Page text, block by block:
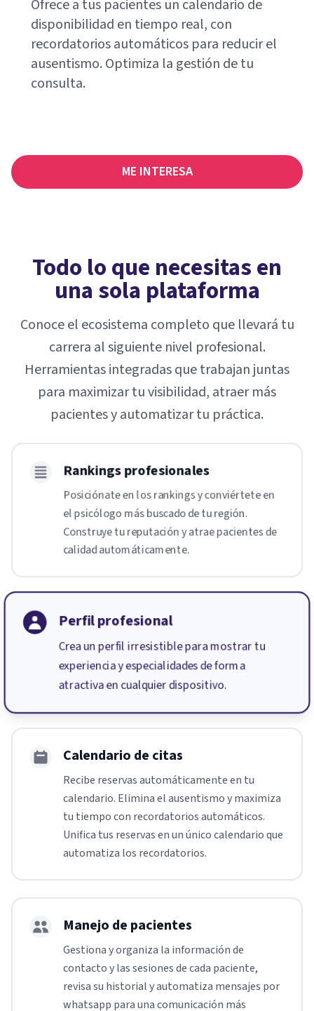
Ofrece a tus pacientes un calendario de
disponibilidad en tiempo real, con
recordatorios automáticos para reducir el
ausentismo. Optimiza la gestión de tu
consulta.
ME INTERESA
Todo lo que necesitas en
una sola plataforma
Conoce el ecosistema completo que llevará tu
carrera al siguiente nivel profesional.
Herramientas integradas que trabajan juntas
para maximizar tu visibilidad, atraer más
pacientes y automatizar tu práctica.
Rankings profesionales
Posiciónate en los rankings y conviértete en
el psicólogo más buscado de tu región.
Construye tu reputación y atrae pacientes de
calidad automáticamente.
Perfil profesional
Crea un perfil irresistible para mostrar tu
experiencia y especialidades de forma
atractiva en cualquier dispositivo.
Calendario de citas
Recibe reservas automáticamente en tu
calendario. Elimina el ausentismo y maximiza
tu tiempo con recordatorios automáticos.
Unifica tus reservas en un único calendario que
automatiza los recordatorios.
Manejo de pacientes
Gestiona y organiza la información de
contacto y las sesiones de cada paciente,
revisa su historial y automatiza mensajes por
whatsapp para una comunicación más